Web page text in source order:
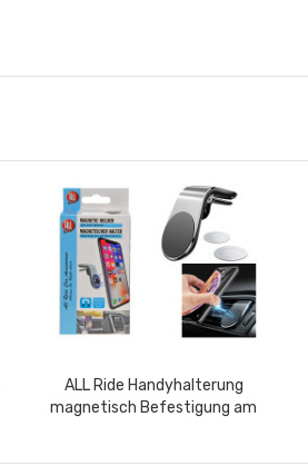
ALL Ride Handyhalterung
magnetisch Befestigung am